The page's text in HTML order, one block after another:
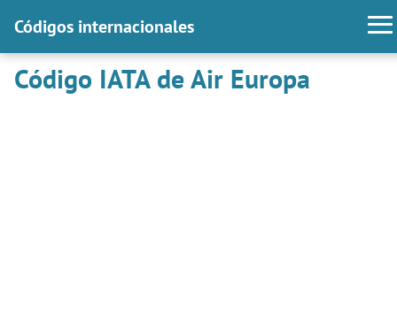
Códigos internacionales
Código IATA de Air Europa